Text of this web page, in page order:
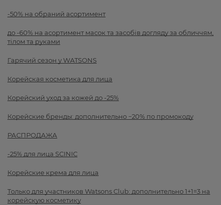
-50% на обраний асортимент
до -60% на асортимент масок та засобів догляду за обличчям,
тілом та руками
Гарячий сезон у WATSONS
Корейская косметика для лица
Корейский уход за кожей до -25%
Корейские бренды: дополнительно −20% по промокоду
РАСПРОДАЖА
-25% для лица SCINIC
Корейские крема для лица
Только для участников Watsons Club: дополнительно 1+1=3 на
корейскую косметику